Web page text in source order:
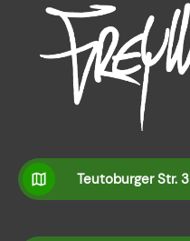
Teutoburger Str.